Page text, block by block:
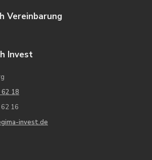
Vereinbarung
Invest
18
16
invest.de